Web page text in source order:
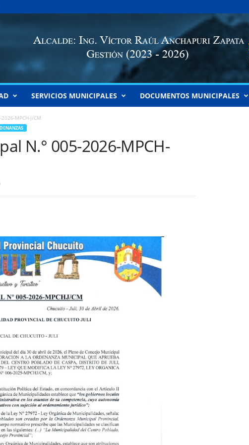
SERVICIOS MUNICIPALES DOCUMENTOS MUNICIPALES
MPCH-J/CM
N.° 005-2026-MPCH-